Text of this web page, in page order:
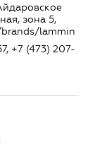
зона 5,
brands/lammin
+7 (473) 207-